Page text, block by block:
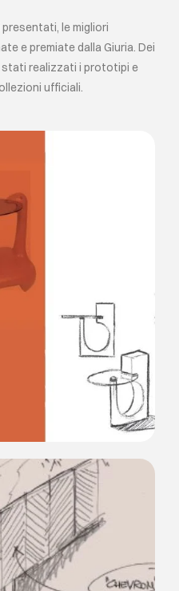
EVENTI
CONTATTI
le migliori
e premiate dalla Giuria. Dei
realizzati i prototipi e
ufficiali.